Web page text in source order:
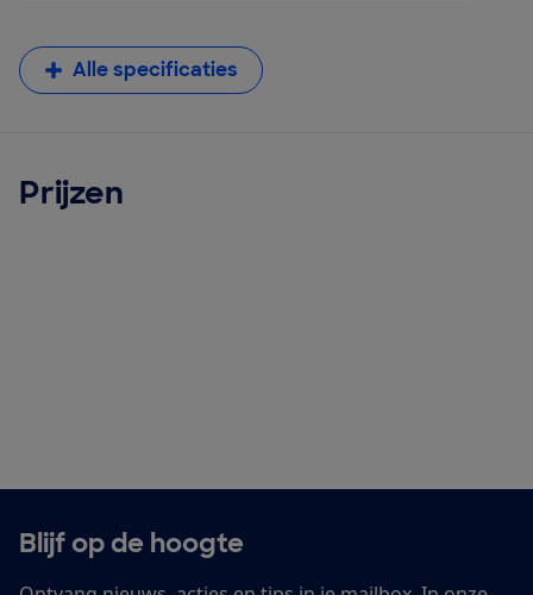
Alle specificaties
Prijzen
Blijf op de hoogte